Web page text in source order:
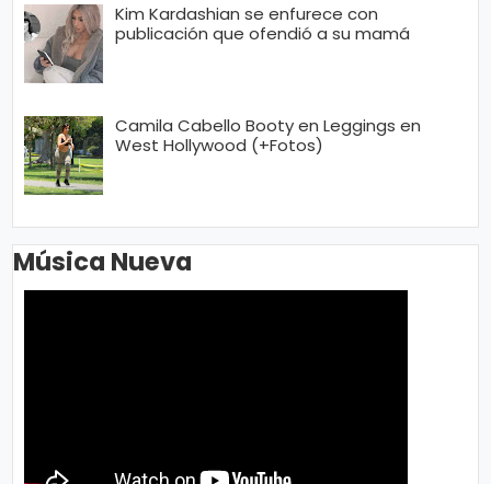
Kim Kardashian se enfurece con
publicación que ofendió a su mamá
Camila Cabello Booty en Leggings en
West Hollywood (+Fotos)
Música Nueva